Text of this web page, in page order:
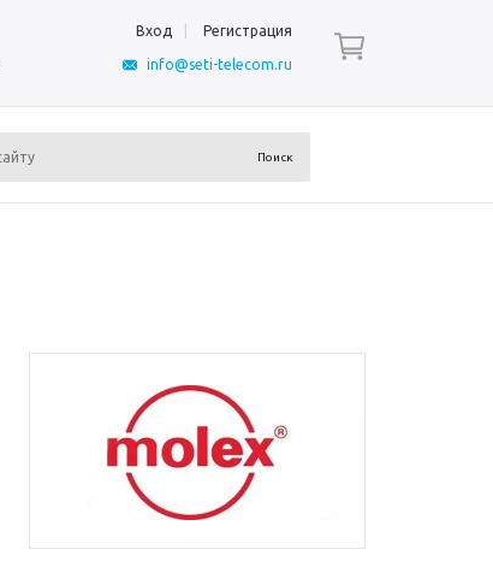
Вход Регистрация
info@seti-telecom.ru